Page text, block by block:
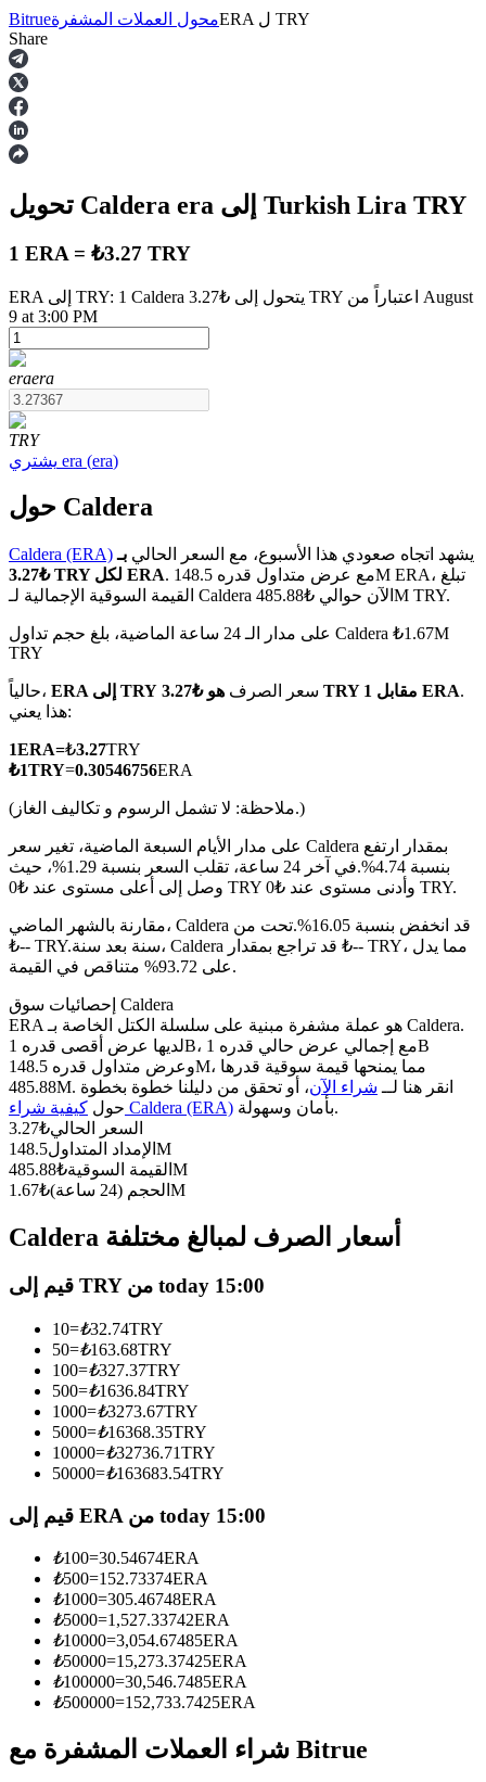
العقود الآجلة
العقود الآجلة لـ COIN-M
العقود الآجلة للعملات المشفرة
TradFi
مشتقات الأسهم والعملات الأجنبية والمعادن الثمينة والسلع
العقود الآجلة USDC
نسخ التداول
استمتع بتقاسم الأرباح وعمولات نسخ التداول
معلومة
Bitrueمحول العملات المشفرةERA ل TRY
Share
تحويل Caldera era إلى Turkish Lira TRY
1 ERA = ₺3.27 TRY
ERA إلى TRY: 1 Caldera يتحول إلى ₺3.27 TRY اعتباراً من August
9 at 3:00 PM
eraera
TRY
يشتري era (era)
حول Caldera
Caldera (ERA) يشهد اتجاه صعودي هذا الأسبوع، مع السعر الحالي بـ
₺3.27 TRY لكل ERA. مع عرض متداول قدره 148.5M ERA، تبلغ
القيمة السوقية الإجمالية لـ Caldera الآن حوالي ₺485.88M TRY.
على مدار الـ 24 ساعة الماضية، بلغ حجم تداول Caldera ₺1.67M
TRY
حالياً، ERA إلى TRY سعر الصرف هو ₺3.27 TRY مقابل 1 ERA.
هذا يعني:
1ERA=₺3.27TRY
₺1TRY=0.30546756ERA
(ملاحظة: لا تشمل الرسوم و تكاليف الغاز.)
على مدار الأيام السبعة الماضية، تغير سعر Caldera بمقدار ارتفع
بنسبة 4.74%.
في آخر 24 ساعة، تقلب السعر بنسبة 1.29%، حيث
وصل إلى أعلى مستوى عند ₺0 TRY وأدنى مستوى عند ₺0 TRY.
مقارنة بالشهر الماضي، Caldera قد انخفض بنسبة 16.05%.تحت من
₺-- TRY.سنة بعد سنة، Caldera قد تراجع بمقدار ₺-- TRY، مما يدل
على 93.72% متناقص في القيمة.
إحصائيات سوق Caldera
ERA هو عملة مشفرة مبنية على سلسلة الكتل الخاصة بـ Caldera.
لديها عرض أقصى قدره 1B، مع إجمالي عرض حالي قدره 1B
وعرض متداول قدره 148.5M، مما يمنحها قيمة سوقية قدرها
485.88M. انقر هنا لــ شراء الآن، أو تحقق من دليلنا خطوة بخطوة
حول كيفية شراء Caldera (ERA)
بأمان وسهولة.
السعر الحالي₺
3.27
الإمداد المتداول 148.5M
القيمة السوقية₺
485.88M
الحجم (24 ساعة)
₺ 1.67M
Caldera أسعار الصرف لمبالغ مختلفة
قيم إلى TRY من today 15:00
10=₺32.74TRY
50=₺163.68TRY
100=₺327.37TRY
500=₺1636.84TRY
1000=₺3273.67TRY
5000=₺16368.35TRY
10000=₺32736.71TRY
50000=₺163683.54TRY
قيم إلى ERA من today 15:00
₺100=30.54674ERA
₺500=152.73374ERA
₺1000=305.46748ERA
₺5000=1,527.33742ERA
₺10000=3,054.67485ERA
₺50000=15,273.37425ERA
₺100000=30,546.7485ERA
₺500000=152,733.7425ERA
شراء العملات المشفرة مع Bitrue